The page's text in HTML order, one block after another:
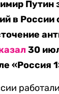
Путин
в России
30
«Россия